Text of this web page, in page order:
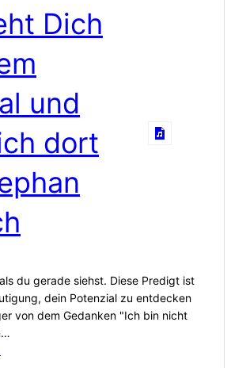
Dich
und
dort
du gerade siehst. Diese Predigt ist
dein Potenzial zu entdecken
von dem Gedanken "Ich bin nicht